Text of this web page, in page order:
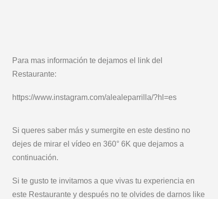
Para mas información te dejamos el link del
Restaurante:
https://www.instagram.com/alealeparrilla/?hl=es
Si queres saber más y sumergite en este destino no
dejes de mirar el vídeo en 360° 6K que dejamos a
continuación.
Si te gusto te invitamos a que vivas tu experiencia en
este Restaurante y después no te olvides de darnos like